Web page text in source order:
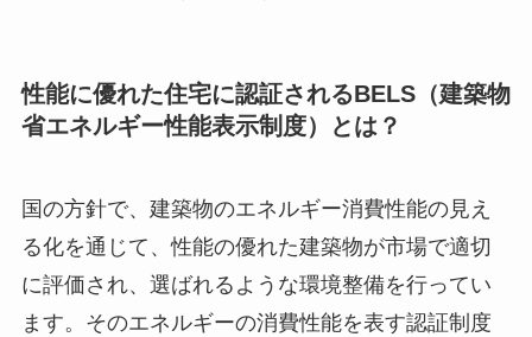
性能に優れた住宅に認証されるBELS（建築物
省エネルギー性能表示制度）とは？
国の方針で、建築物のエネルギー消費性能の見え
る化を通じて、性能の優れた建築物が市場で適切
に評価され、選ばれるような環境整備を行ってい
ます。そのエネルギーの消費性能を表す認証制度